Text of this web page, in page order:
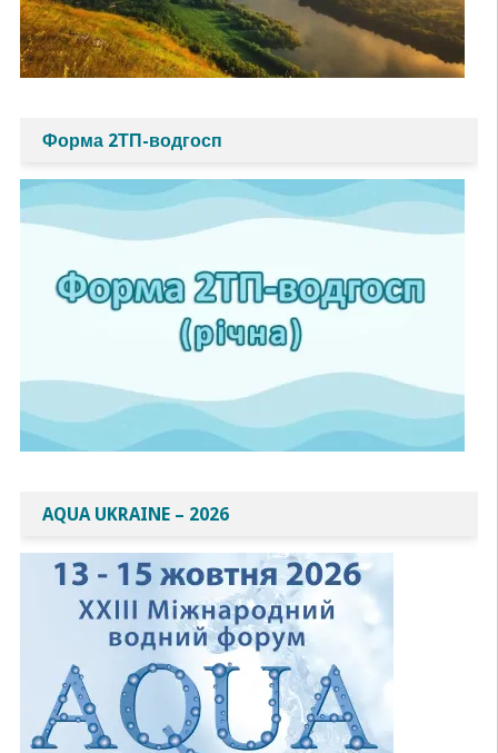
Форма 2ТП-водгосп
AQUA UKRAINE – 2026